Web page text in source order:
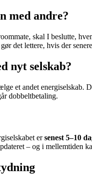
med andre?
skal I beslutte,
det lettere, hvis der
nyt selskab?
et andet energiselskab.
dobbeltbetaling.
ersenest 5–10
– og i mellemtiden